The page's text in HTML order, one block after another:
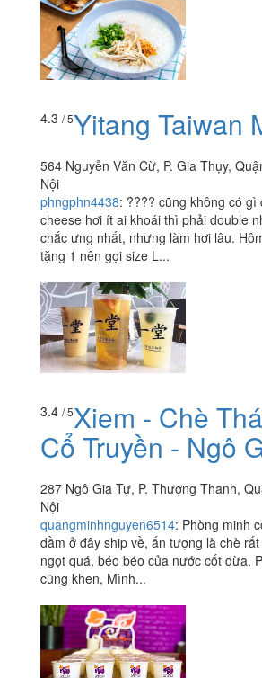
4.3 / 5Yitang Taiwan
564 Nguyễn Văn Cừ, P. Gia Thụy,
Nội
phngphn4438: ???? cũng không có gì
cheese hơi ít ai khoái thì phải double
chắc ưng nhất, nhưng làm hơi lâu.
tặng 1 nên gọi size L...
3.4 / 5Xiem - Chè
Cổ Truyền - Ngô
287 Ngô Gia Tự, P. Thượng Thanh,
Nội
quangminhnguyen6514: Phòng minh
dầm ở đây ship về, ấn tượng là chè
ngọt quá, béo béo của nước cốt dừa.
cũng khen, Mình...